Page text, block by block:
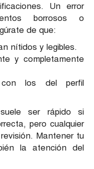
Un error
borrosos o
de que:
nítidos y legibles.
y completamente
los del perfil
ser rápido si
pero cualquier
Mantener tu
la atención del